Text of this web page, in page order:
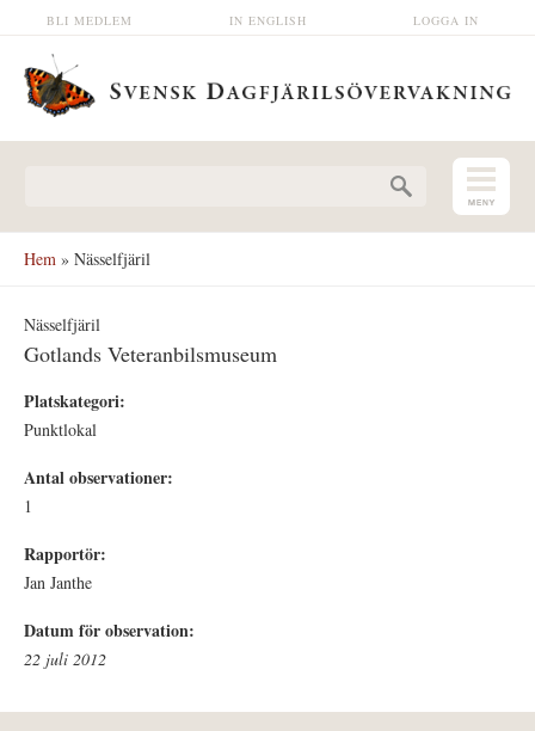
Hoppa till huvudinnehåll LOGGA IN
IN ENGLISH
BLI MEDLEM
Hem » Nässelfjäril
Nässelfjäril
Gotlands Veteranbilsmuseum
Platskategori:
Punktlokal
Antal observationer:
1
Rapportör:
Jan Janthe
Datum för observation:
22 juli 2012